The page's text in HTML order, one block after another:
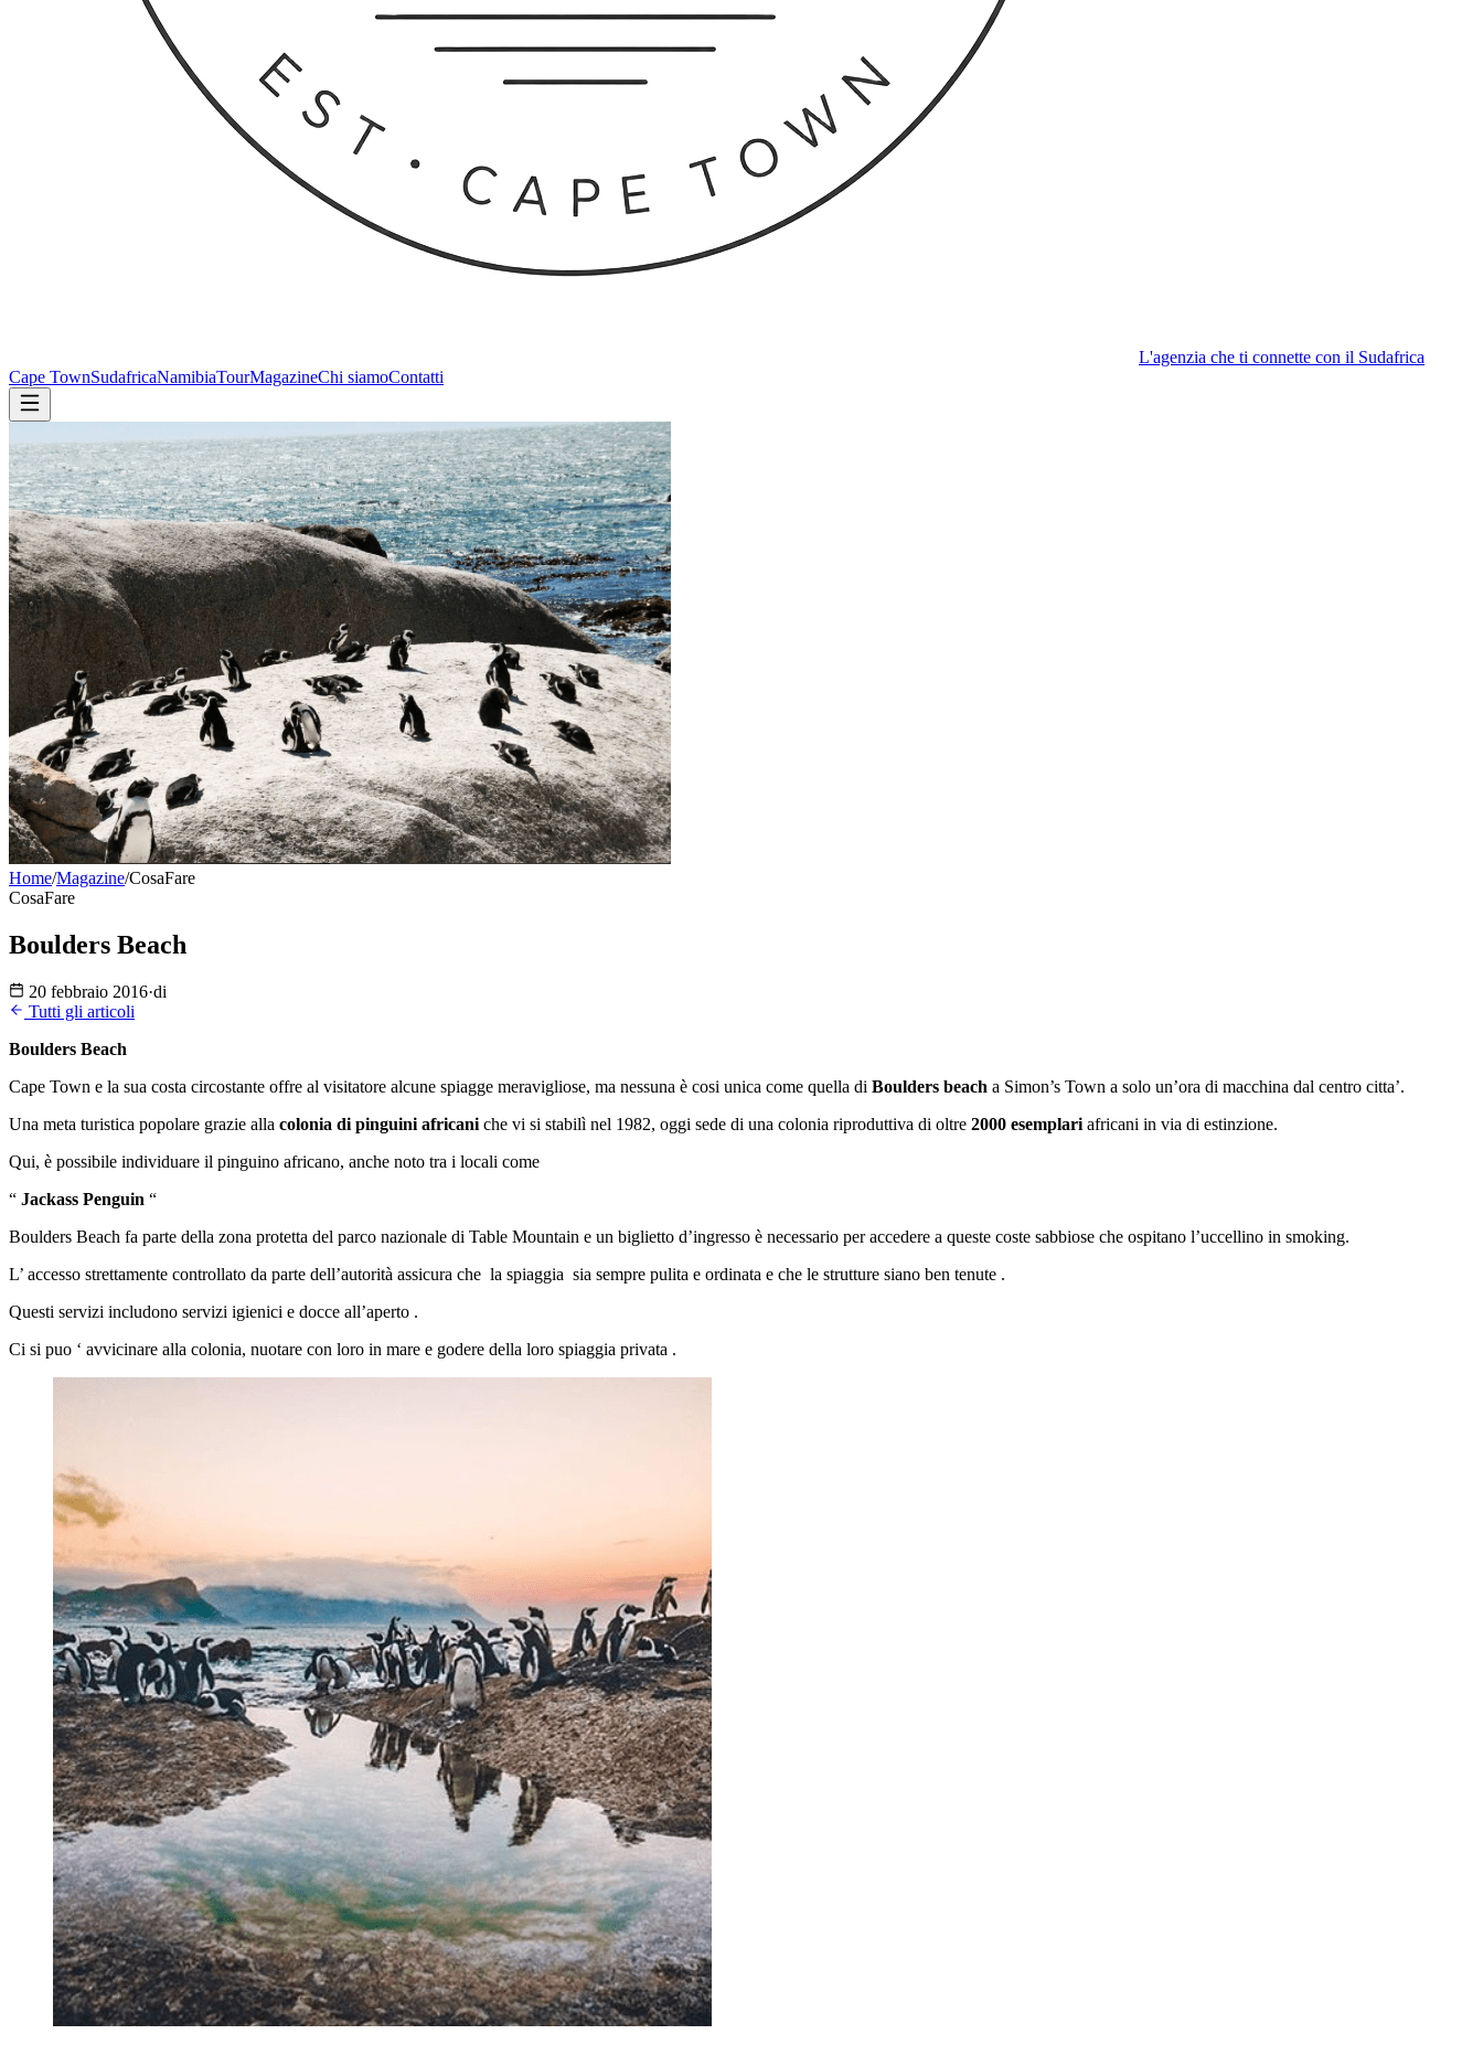
L'agenzia che ti connette con il Sudafrica
Cape TownSudafricaNamibiaTourMagazineChi siamoContatti
Home/Magazine/CosaFare
CosaFare
Boulders Beach
20 febbraio 2016·di
Tutti gli articoli
Boulders Beach
Cape Town e la sua costa circostante offre al visitatore alcune spiagge meravigliose, ma nessuna è cosi unica come quella di Boulders beach a Simon’s Town a solo un’ora di macchina dal centro citta’.
Una meta turistica popolare grazie alla colonia di pinguini africani che vi si stabilì nel 1982, oggi sede di una colonia riproduttiva di oltre 2000 esemplari africani in via di estinzione.
Qui, è possibile individuare il pinguino africano, anche noto tra i locali come
“ Jackass Penguin “
Boulders Beach fa parte della zona protetta del parco nazionale di Table Mountain e un biglietto d’ingresso è necessario per accedere a queste coste sabbiose che ospitano l’uccellino in smoking.
L’ accesso strettamente controllato da parte dell’autorità assicura che la spiaggia sia sempre pulita e ordinata e che le strutture siano ben tenute .
Questi servizi includono servizi igienici e docce all’aperto .
Ci si puo ‘ avvicinare alla colonia, nuotare con loro in mare e godere della loro spiaggia privata .